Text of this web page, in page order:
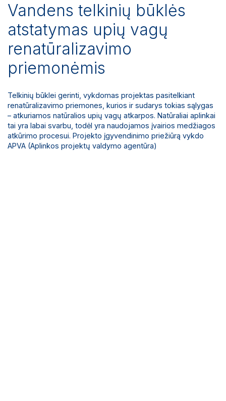
Vandens telkinių būklės
atstatymas upių vagų
renatūralizavimo
priemonėmis
Telkinių būklei gerinti, vykdomas projektas pasitelkiant
renatūralizavimo priemones, kurios ir sudarys tokias sąlygas
– atkuriamos natūralios upių vagų atkarpos. Natūraliai aplinkai
tai yra labai svarbu, todėl yra naudojamos įvairios medžiagos
atkūrimo procesui. Projekto įgyvendinimo priežiūrą vykdo
APVA (Aplinkos projektų valdymo agentūra)